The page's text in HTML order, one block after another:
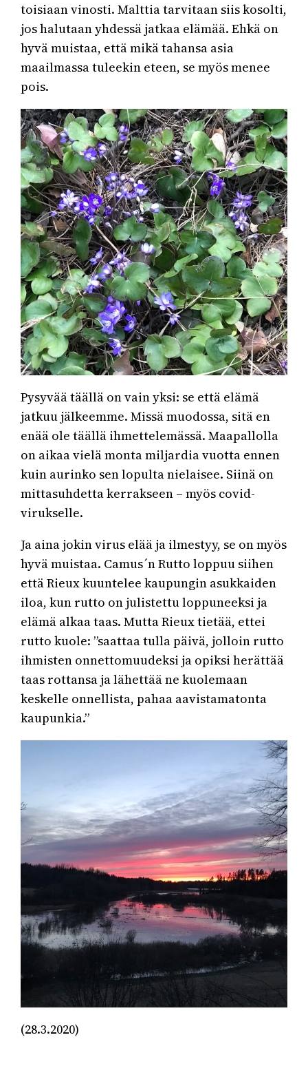
toisiaan vinosti. Malttia tarvitaan siis kosolti,
jos halutaan yhdessä jatkaa elämää. Ehkä on
hyvä muistaa, että mikä tahansa asia
maailmassa tuleekin eteen, se myös menee
pois.
Pysyvää täällä on vain yksi: se että elämä
jatkuu jälkeemme. Missä muodossa, sitä en
enää ole täällä ihmettelemässä. Maapallolla
on aikaa vielä monta miljardia vuotta ennen
kuin aurinko sen lopulta nielaisee. Siinä on
mittasuhdetta kerrakseen – myös covid-
virukselle.
Ja aina jokin virus elää ja ilmestyy, se on myös
hyvä muistaa. Camus´n Rutto loppuu siihen
että Rieux kuuntelee kaupungin asukkaiden
iloa, kun rutto on julistettu loppuneeksi ja
elämä alkaa taas. Mutta Rieux tietää, ettei
rutto kuole: ”saattaa tulla päivä, jolloin rutto
ihmisten onnettomuudeksi ja opiksi herättää
taas rottansa ja lähettää ne kuolemaan
keskelle onnellista, pahaa aavistamatonta
kaupunkia.”
(28.3.2020)